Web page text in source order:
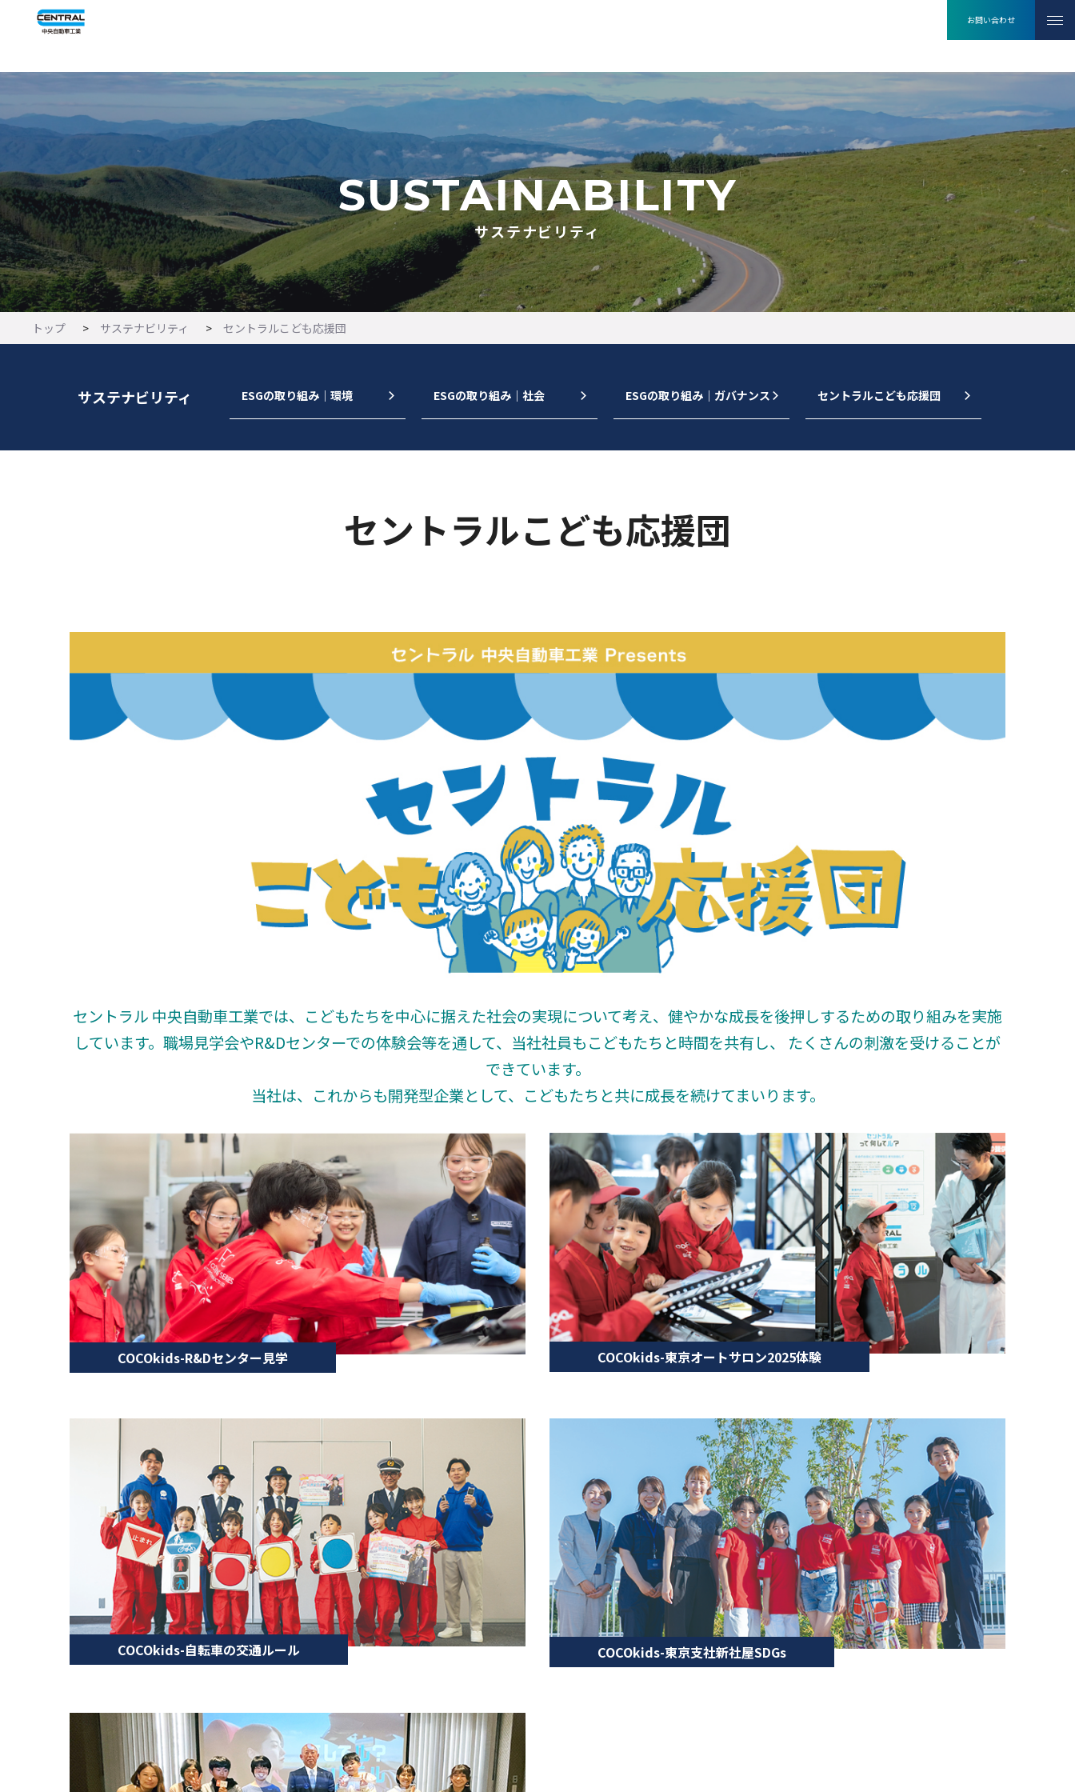
SUSTAINABILITY
サステナビリティ
トップ サステナビリティ セントラルこども応援団
サステナビリティ ESGの取り組み｜環境 ESGの取り組み｜社会 ESGの取り組み｜ガバナンス セントラルこども応援団
セントラルこども応援団
セントラル 中央自動車工業では、こどもたちを中心に据えた社会の実現について考え、健やかな成長を後押しするための取り組みを実施
しています。職場見学会やR&Dセンターでの体験会等を通して、当社社員もこどもたちと時間を共有し、 たくさんの刺激を受けることが
できています。
当社は、これからも開発型企業として、こどもたちと共に成長を続けてまいります。
COCOkids-R&Dセンター見学 COCOkids-東京オートサロン2025体験
COCOkids-自転車の交通ルール COCOkids-東京支社新社屋SDGs
お問い合わせ